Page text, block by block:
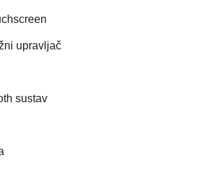
upravljač
sustav